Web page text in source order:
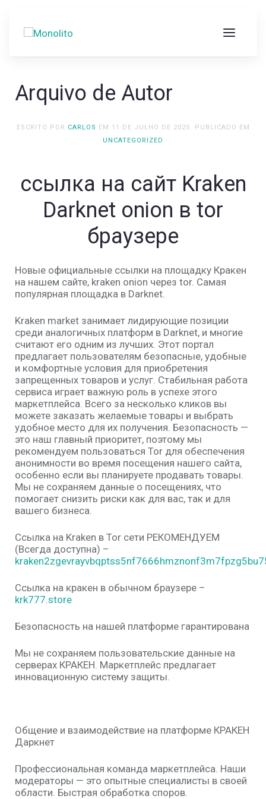
Arquivo de Autor
ESCRITO POR CARLOS EM 11 DE JULHO DE 2025. PUBLICADO EM
UNCATEGORIZED
ссылка на сайт Kraken
Darknet onion в tor
браузере
Новые официальные ссылки на площадку Кракен
на нашем сайте, kraken onion через tor. Самая
популярная площадка в Darknet.
Kraken market занимает лидирующие позиции
среди аналогичных платформ в Darknet, и многие
считают его одним из лучших. Этот портал
предлагает пользователям безопасные, удобные
и комфортные условия для приобретения
запрещенных товаров и услуг. Стабильная работа
сервиса играет важную роль в успехе этого
маркетплейса. Всего за несколько кликов вы
можете заказать желаемые товары и выбрать
удобное место для их получения. Безопасность —
это наш главный приоритет, поэтому мы
рекомендуем пользоваться Tor для обеспечения
анонимности во время посещения нашего сайта,
особенно если вы планируете продавать товары.
Мы не сохраняем данные о посещениях, что
помогает снизить риски как для вас, так и для
вашего бизнеса.
Ссылка на Kraken в Tor сети РЕКОМЕНДУЕМ
(Всегда доступна) –
Ссылка на кракен в обычном браузере –
krk777.store
Безопасность на нашей платформе гарантирована
Мы не сохраняем пользовательские данные на
серверах КРАКЕН. Маркетплейс предлагает
инновационную систему защиты.
Общение и взаимодействие на платформе КРАКЕН
Даркнет
Профессиональная команда маркетплейса. Наши
модераторы — это опытные специалисты в своей
области. Быстрая обработка споров.